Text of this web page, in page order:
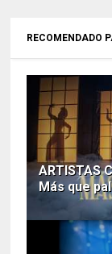
RECOMENDADO
ARTISTAS
Más que